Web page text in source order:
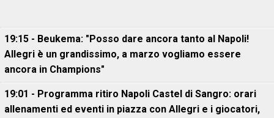
19:15 - Beukema: "Posso dare ancora tanto al Napoli!
Allegri è un grandissimo, a marzo vogliamo essere
ancora in Champions"
19:01 - Programma ritiro Napoli Castel di Sangro: orari
allenamenti ed eventi in piazza con Allegri e i giocatori,